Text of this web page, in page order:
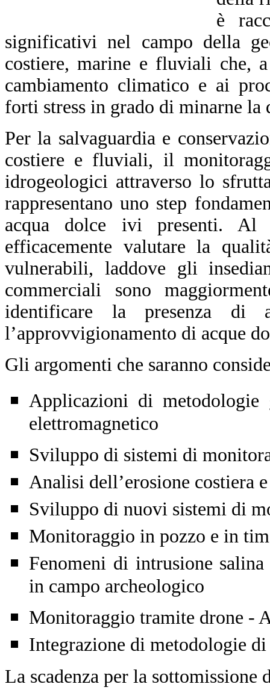
è
significativi nel campo della
costiere, marine e fluviali che,
cambiamento climatico e ai
forti stress in grado di minarne la
Per la salvaguardia e
costiere e fluviali, il
idrogeologici attraverso lo
rappresentano uno step
acqua dolce ivi presenti. Al
efficacemente valutare la
vulnerabili, laddove gli
commerciali sono
identificare la presenza di
l’approvvigionamento di acque
Gli argomenti che saranno
Applicazioni di
elettromagnetico
Sviluppo di sistemi di
Analisi dell’erosione costiera
Sviluppo di nuovi sistemi di
Monitoraggio in pozzo e in
Fenomeni di intrusione
in campo archeologico
Monitoraggio tramite drone -
Integrazione di metodologie di
La scadenza per la